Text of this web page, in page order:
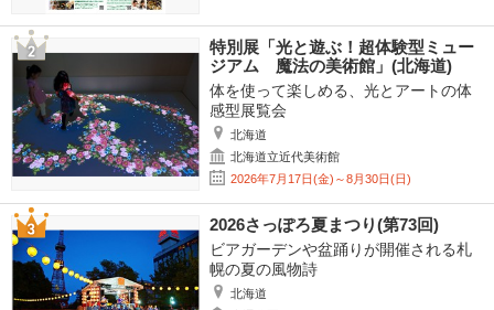
特別展「光と遊ぶ！超体験型ミュー
ジアム 魔法の美術館」(北海道)
体を使って楽しめる、光とアートの体
感型展覧会
北海道
北海道立近代美術館
2026年7月17日(金)～8月30日(日)
2026さっぽろ夏まつり(第73回)
ビアガーデンや盆踊りが開催される札
幌の夏の風物詩
北海道